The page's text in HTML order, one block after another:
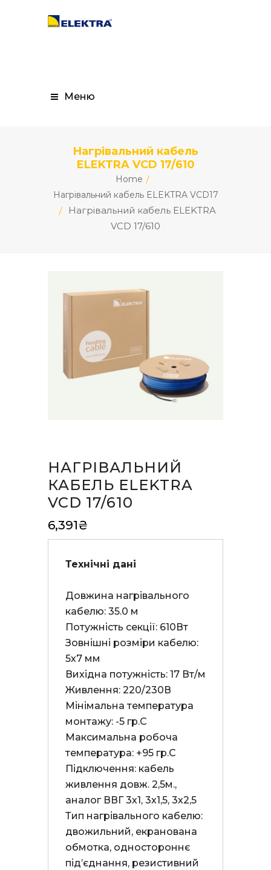
Меню
Нагрівальний кабель
ELEKTRA VCD 17/610
Home
Нагрівальний кабель ELEKTRA VCD17
Нагрівальний кабель ELEKTRA
VCD 17/610
НАГРІВАЛЬНИЙ
КАБЕЛЬ ELEKTRA
VCD 17/610
6,391₴
Технічні дані
Довжина нагрівального
кабелю: 35.0 м
Потужність секції: 610Вт
Зовнішні розміри кабелю:
5х7 мм
Вихідна потужність: 17 Вт/м
Живлення: 220/230В
Мінімальна температура
монтажу: -5 гр.С
Максимальна робоча
температура: +95 гр.С
Підключення: кабель
живлення довж. 2,5м.,
аналог ВВГ 3х1, 3х1,5, 3х2,5
Тип нагрівального кабелю:
двожильний, екранована
обмотка, одностороннє
під’єднання, резистивний